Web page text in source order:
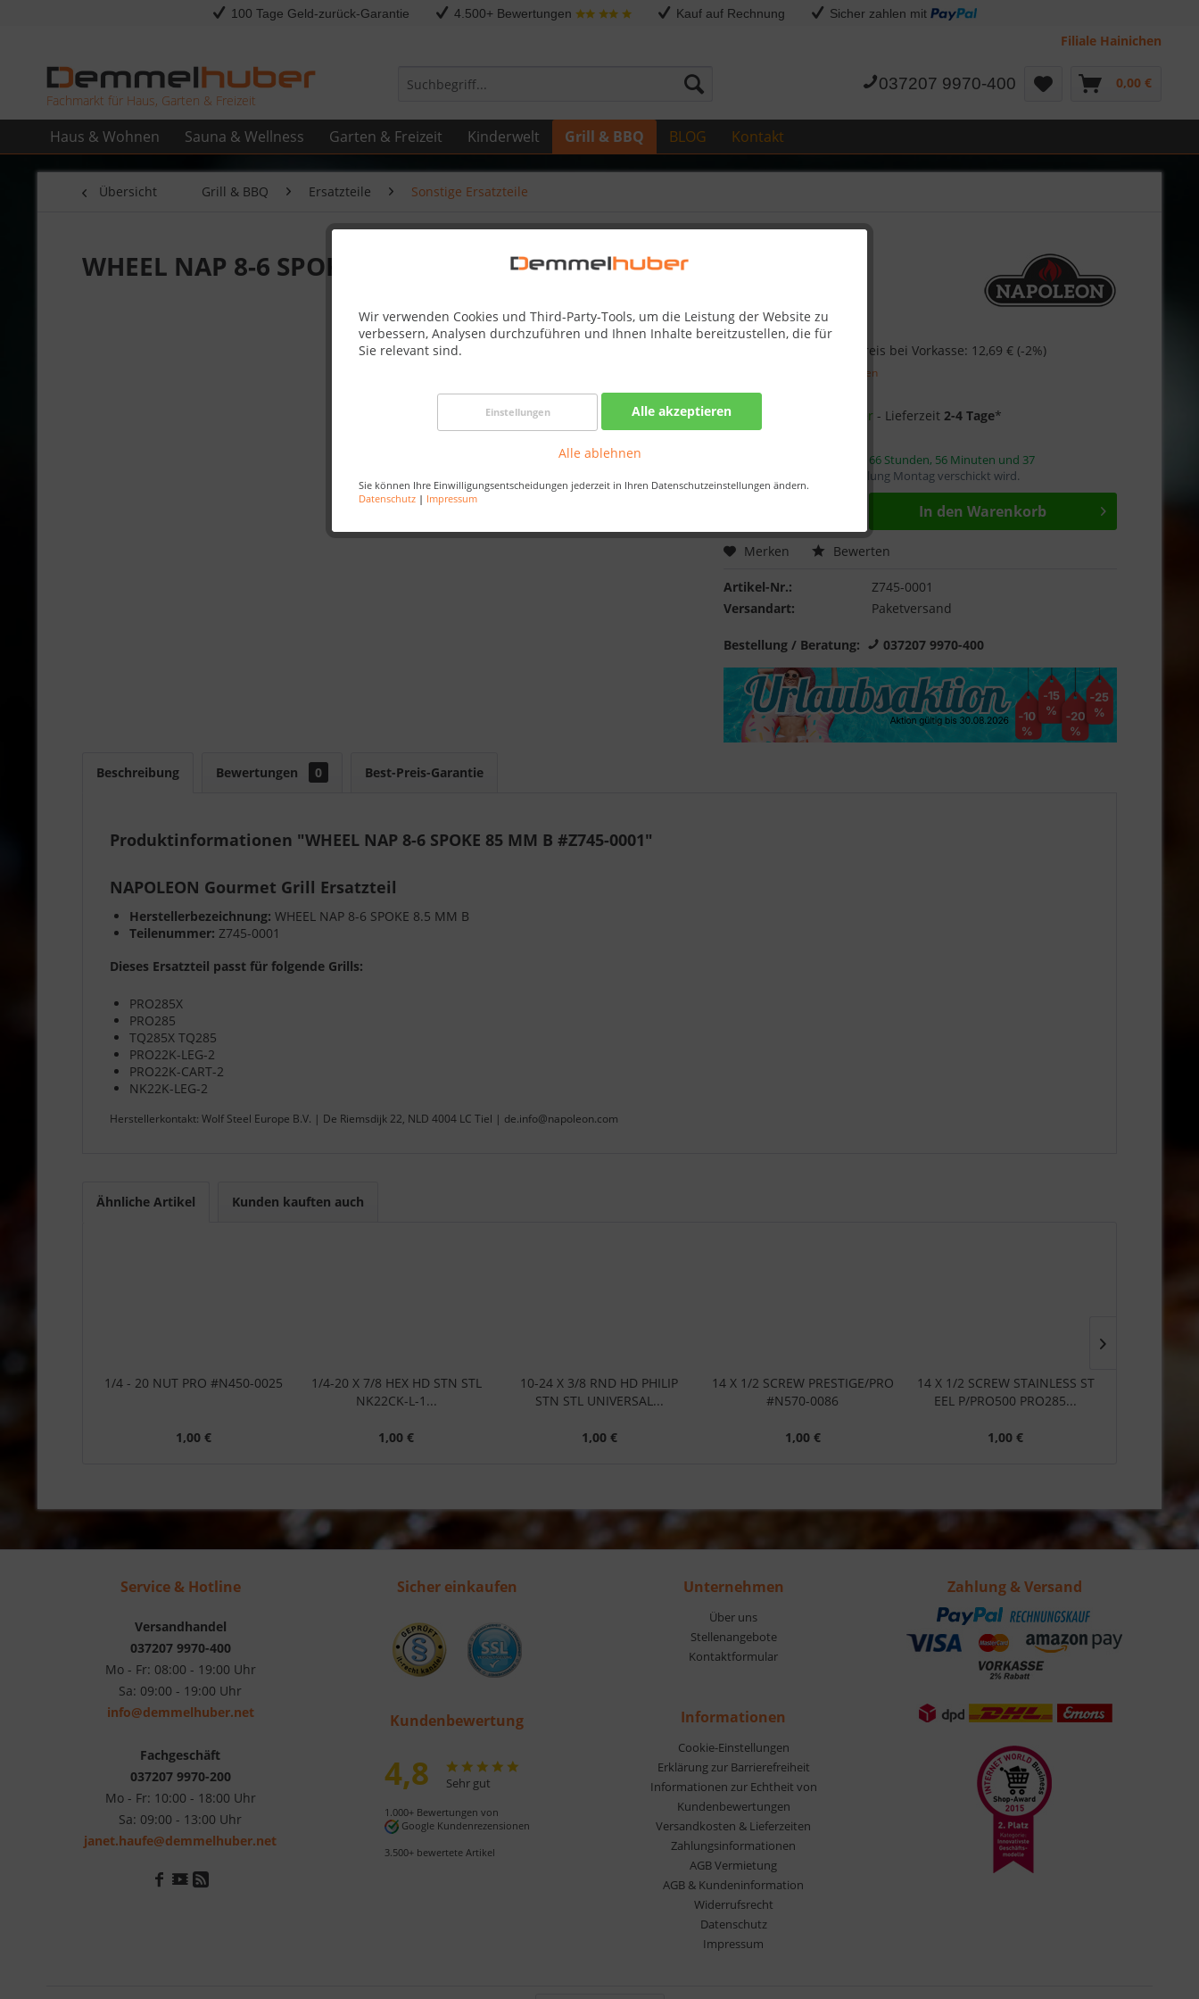
100 Tage Geld-zurück-Garantie 4.500+ Bewertungen Kauf auf Rechnung Sicher zahlen mit
Filiale Hainichen
Fachmarkt für Haus, Garten & Freizeit
037207 9970-400 0,00 €
Haus & Wohnen Sauna & Wellness Garten & Freizeit Kinderwelt Grill & BBQ BLOG Kontakt
Wir verwenden Cookies und Third-Party-Tools, um die Leistung der Website zu
verbessern, Analysen durchzuführen und Ihnen Inhalte bereitzustellen, die für
Sie relevant sind.
Einstellungen Alle akzeptieren
Alle ablehnen
Sie können Ihre Einwilligungsentscheidungen jederzeit in Ihren Datenschutzeinstellungen ändern.
Datenschutz | Impressum
Übersicht Grill & BBQ Ersatzteile Sonstige Ersatzteile
WHEEL NAP 8-6 SPOKE 85 MM B #Z745-0001
12,95 € Skonto-Preis bei Vorkasse: 12,69 € (-2%)
zzgl. Versandkosten
Best-Preis-Garantie
Nur noch 13 auf Lager - Lieferzeit2-4 Tage*
66 Stunden, 56 Minuten und 37
, damit die Bestellung Montag verschickt wird.
In den Warenkorb
Merken Bewerten
Artikel-Nr.:
Z745-0001
Versandart:
Paketversand
Bestellung / Beratung: 037207 9970-400
Beschreibung Bewertungen 0 Best-Preis-Garantie
Produktinformationen "WHEEL NAP 8-6 SPOKE 85 MM B #Z745-0001"
NAPOLEON Gourmet Grill Ersatzteil
Herstellerbezeichnung: WHEEL NAP 8-6 SPOKE 8.5 MM B
Teilenummer: Z745-0001
Dieses Ersatzteil passt für folgende Grills:
PRO285X
PRO285
TQ285X TQ285
PRO22K-LEG-2
PRO22K-CART-2
NK22K-LEG-2
Herstellerkontakt: Wolf Steel Europe B.V. | De Riemsdijk 22, NLD 4004 LC Tiel | de.info@napoleon.com
Ähnliche Artikel Kunden kauften auch
1/4 - 20 NUT PRO #N450-0025
1,00 €
1/4-20 X 7/8 HEX HD STN STL
NK22CK-L-1...
1,00 €
10-24 X 3/8 RND HD PHILIP
STN STL UNIVERSAL...
1,00 €
14 X 1/2 SCREW PRESTIGE/PRO
#N570-0086
1,00 €
14 X 1/2 SCREW STAINLESS ST
EEL P/PRO500 PRO285...
1,00 €
Service & Hotline
Versandhandel
037207 9970-400
Mo - Fr: 08:00 - 19:00 Uhr
Sa: 09:00 - 19:00 Uhr
info@demmelhuber.net
Fachgeschäft
037207 9970-200
Mo - Fr: 10:00 - 18:00 Uhr
Sa: 09:00 - 13:00 Uhr
janet.haufe@demmelhuber.net
Sicher einkaufen
Kundenbewertung
4,8 Sehr gut
1.000+ Bewertungen von
Google Kundenrezensionen
3.500+ bewertete Artikel
Unternehmen
Über uns
Stellenangebote
Kontaktformular
Informationen
Cookie-Einstellungen
Erklärung zur Barrierefreiheit
Informationen zur Echtheit von
Kundenbewertungen
Versandkosten & Lieferzeiten
Zahlungsinformationen
AGB Vermietung
AGB & Kundeninformation
Widerrufsrecht
Datenschutz
Impressum
Zahlung & Versand